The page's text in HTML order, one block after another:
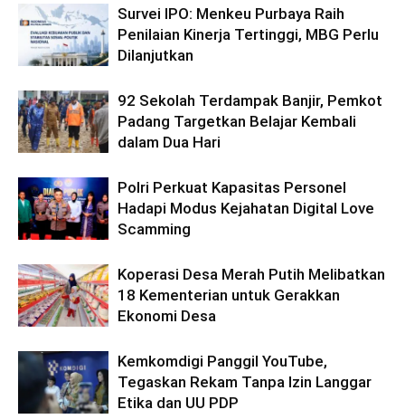
Survei IPO: Menkeu Purbaya Raih
Penilaian Kinerja Tertinggi, MBG Perlu
Dilanjutkan
92 Sekolah Terdampak Banjir, Pemkot
Padang Targetkan Belajar Kembali
dalam Dua Hari
Polri Perkuat Kapasitas Personel
Hadapi Modus Kejahatan Digital Love
Scamming
Koperasi Desa Merah Putih Melibatkan
18 Kementerian untuk Gerakkan
Ekonomi Desa
Kemkomdigi Panggil YouTube,
Tegaskan Rekam Tanpa Izin Langgar
Etika dan UU PDP